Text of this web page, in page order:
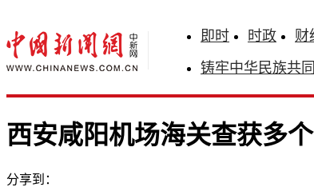
即时 时政 财
铸牢中华民族共
西安咸阳机场海关查获多
分享到：